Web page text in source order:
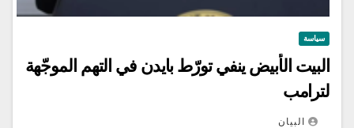
سياسة
البيت الأبيض ينفي تورّط بايدن في التهم الموجّهة
لترامب
البيان